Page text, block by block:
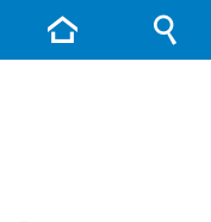
Strona